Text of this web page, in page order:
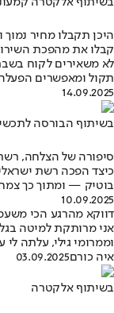
היכן תקבלו מחיר נמוך
קבלו את מהפכת
לא משאירים לקוח
תקול ומאפשרים
14.09.2025
בשיתוף הבורסה
סיפורה של הצלחה,
כיצד הפכה רשת
בוטיק — ומתוך כך
10.09.2025
דווקא מהרגע הכי
אני מרותקת למיטה
וממרומי גילי, עלתה
איה כורם03.09.2025
בשיתוף אלקטרה